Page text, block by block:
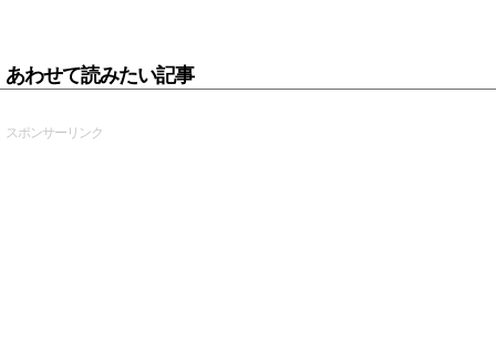
あわせて読みたい記事
スポンサーリンク